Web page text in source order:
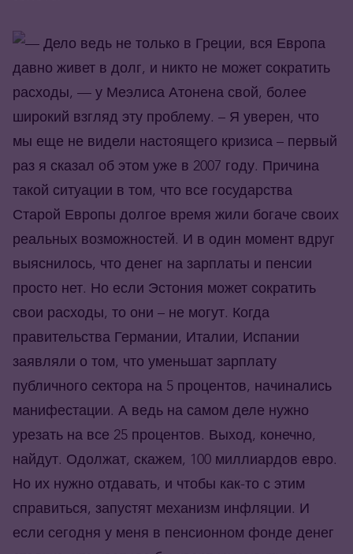
— Дело ведь не только в Греции, вся Европа
давно живет в долг, и никто не может сократить
расходы, — у Меэлиса Атонена свой, более
широкий взгляд эту проблему. – Я уверен, что
мы еще не видели настоящего кризиса – первый
раз я сказал об этом уже в 2007 году. Причина
такой ситуации в том, что все государства
Старой Европы долгое время жили богаче своих
реальных возможностей. И в один момент вдруг
выяснилось, что денег на зарплаты и пенсии
просто нет. Но если Эстония может сократить
свои расходы, то они – не могут. Когда
правительства Германии, Италии, Испании
заявляли о том, что уменьшат зарплату
публичного сектора на 5 процентов, начинались
манифестации. А ведь на самом деле нужно
урезать на все 25 процентов. Выход, конечно,
найдут. Одолжат, скажем, 100 миллиардов евро.
Но их нужно отдавать, и чтобы как-то с этим
справиться, запустят механизм инфляции. И
если сегодня у меня в пенсионном фонде денег